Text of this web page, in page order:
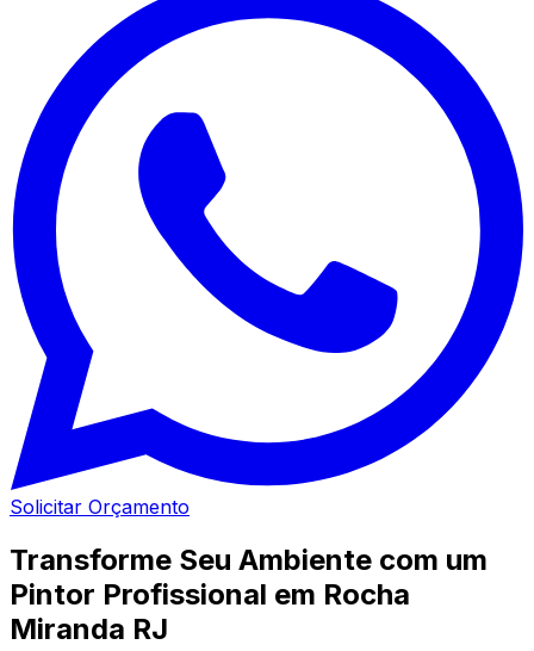
Solicitar Orçamento
Transforme Seu Ambiente com um
Pintor Profissional em Rocha
Miranda RJ